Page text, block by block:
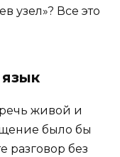
узел»? Все это
живой и
было бы
разговор без